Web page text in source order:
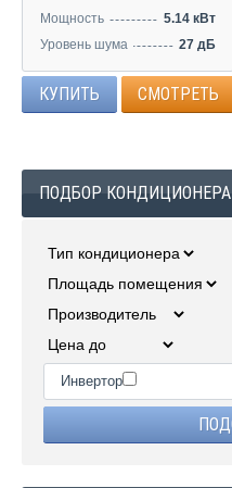
Мощность
5.14 кВт
Уровень шума
27 дБ
КУПИТЬ СМОТРЕТЬ
ПОДБОР КОНДИЦИОНЕРА
Инвертор